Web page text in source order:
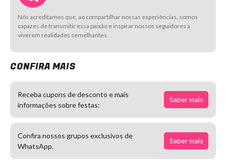
Nós acreditamos que, ao compartilhar nossas experiências, somos
capazes de transmitir essa paixão e inspirar nossos seguidores a
viverem realidades semelhantes.
CONFIRA MAIS
Receba cupons de desconto e mais
informações sobre festas:
Saber mais
Confira nossos grupos exclusivos de
WhatsApp.
Saber mais